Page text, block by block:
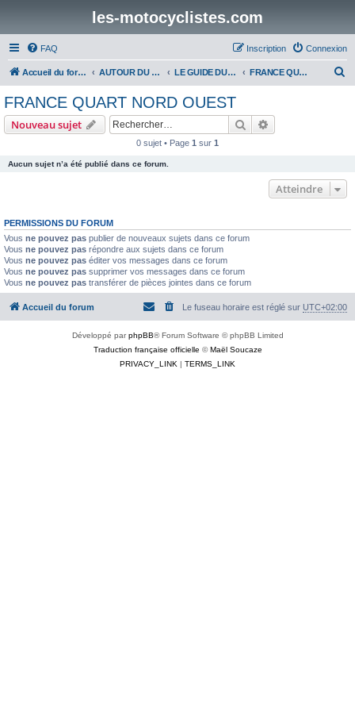
les-motocyclistes.com
FAQ Connexion
Inscription
Accueil du forum AUTOUR DU VOYAGE LE GUIDE DU MOTOCYCLISTE EN VOYAGE FRANCE QUART NORD OUEST
FRANCE QUART NORD OUEST
Nouveau sujet Rechercher
0 sujet • Page 1 sur 1
Aucun sujet n’a été publié dans ce forum.
Atteindre
PERMISSIONS DU FORUM
Vous ne pouvez pas publier de nouveaux sujets dans ce forum
Vous ne pouvez pas répondre aux sujets dans ce forum
Vous ne pouvez pas éditer vos messages dans ce forum
Vous ne pouvez pas supprimer vos messages dans ce forum
Vous ne pouvez pas transférer de pièces jointes dans ce forum
Accueil du forum Le fuseau horaire est réglé sur UTC+02:00
Développé parphpBB® Forum Software © phpBB Limited
Traduction française officielle ©Maël Soucaze
PRIVACY_LINK | TERMS_LINK